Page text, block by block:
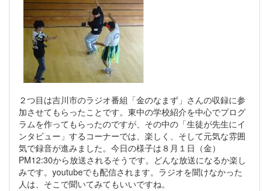
２つ目は吉川市のラジオ番組「金のなまず」さんの収録に参
加させてもらったことです。東中の学校紹介を中心でプログ
ラムを作ってもらったのですが、その中の「生徒が先生にイ
ンタビュー」するコーナーでは、楽しく、そして元気な雰囲
気で録音が進みました。今日の様子は８月１日（金）
PM12:30から放送されるそうです。どんな放送になるか楽し
みです。youtubeでも配信されます。ラジオを聞けなかった
人は、そこで聞いてみてもいいですね。